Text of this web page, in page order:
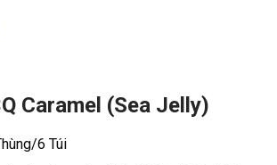
Caramel (Sea Jelly)
6 Túi